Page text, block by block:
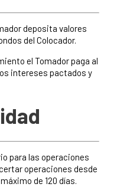
deposita valores
del Colocador.
el Tomador paga al
intereses pactados y
para las operaciones
operaciones desde
de 120 días.